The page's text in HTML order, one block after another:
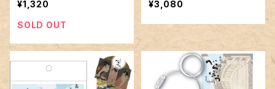
¥1,320
SOLD OUT
¥3,080